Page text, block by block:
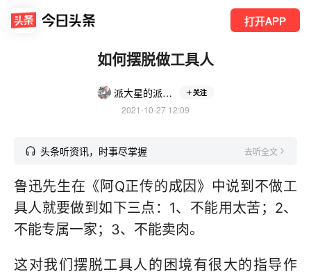
打开APP
如何摆脱做工具人
派大星的派美美 关注
2021-10-27 12:09
头条听资讯，时事尽掌握 去听全文
鲁迅先生在《阿Q正传的成因》中说到不做工
具人就要做到如下三点：1、不能用太苦；2、
不能专属一家；3、不能卖肉。
这对我们摆脱工具人的困境有很大的指导作